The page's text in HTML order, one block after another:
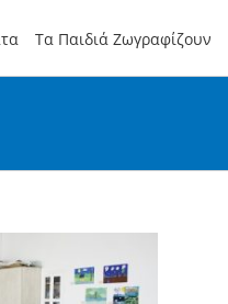
Τα Παιδιά Ζωγραφίζουν